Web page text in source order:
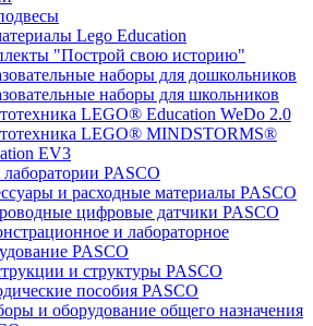
Lego Education
"Построй свою историю"
наборы для дошкольников
наборы для школьников
LEGO® Education WeDo 2.0
LEGO® MINDSTORMS®
EV3
PASCO
и расходные материалы PASCO
цифровые датчики PASCO
и лабораторное
PASCO
и структуры PASCO
пособия PASCO
и оборудование общего назначения